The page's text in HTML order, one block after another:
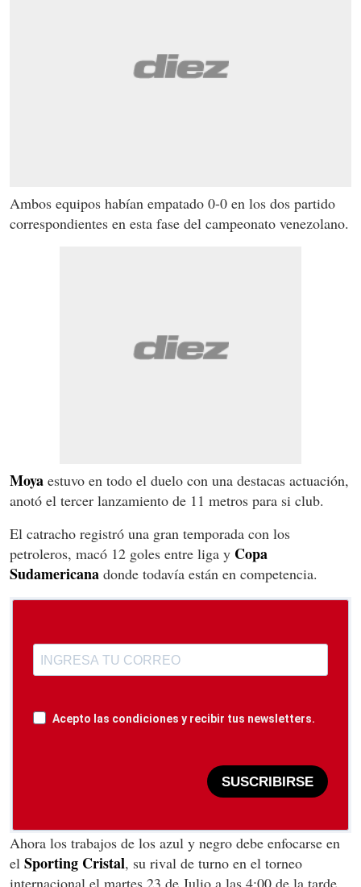
Ambos equipos habían empatado 0-0 en los dos partido
correspondientes en esta fase del campeonato venezolano.
Moya estuvo en todo el duelo con una destacas actuación,
anotó el tercer lanzamiento de 11 metros para si club.
El catracho registró una gran temporada con los
petroleros, macó 12 goles entre liga y Copa
Sudamericana donde todavía están en competencia.
Acepto las condiciones y recibir tus newsletters.
SUSCRIBIRSE
Ahora los trabajos de los azul y negro debe enfocarse en
el Sporting Cristal, su rival de turno en el torneo